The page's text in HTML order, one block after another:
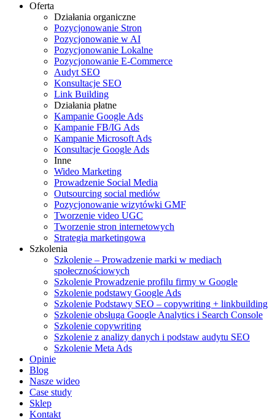
Oferta
Działania organiczne
Pozycjonowanie Stron
Pozycjonowanie w AI
Pozycjonowanie Lokalne
Pozycjonowanie E-Commerce
Audyt SEO
Konsultacje SEO
Link Building
Działania płatne
Kampanie Google Ads
Kampanie FB/IG Ads
Kampanie Microsoft Ads
Konsultacje Google Ads
Inne
Wideo Marketing
Prowadzenie Social Media
Outsourcing social mediów
Pozycjonowanie wizytówki GMF
Tworzenie video UGC
Tworzenie stron internetowych
Strategia marketingowa
Szkolenia
Szkolenie – Prowadzenie marki w mediach
społecznościowych
Szkolenie Prowadzenie profilu firmy w Google
Szkolenie podstawy Google Ads
Szkolenie Podstawy SEO – copywriting + linkbuilding
Szkolenie obsługa Google Analytics i Search Console
Szkolenie copywriting
Szkolenie z analizy danych i podstaw audytu SEO
Szkolenie Meta Ads
Opinie
Blog
Nasze wideo
Case study
Sklep
Kontakt